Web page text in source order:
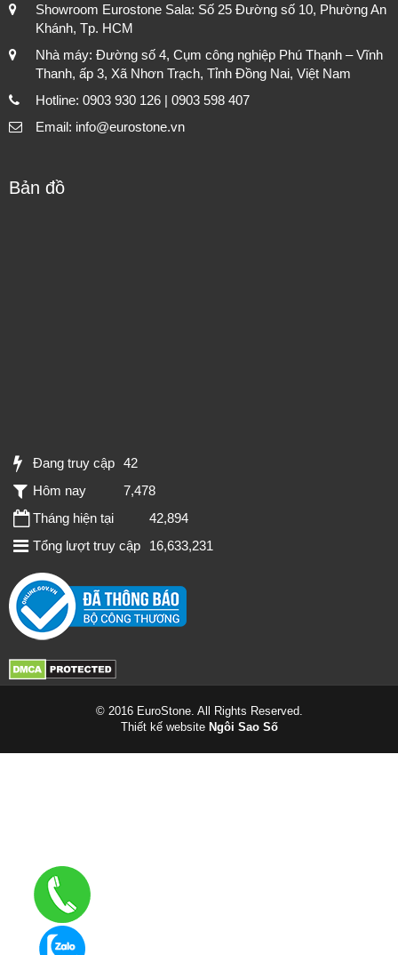
Showroom Eurostone Sala: Số 25 Đường số 10, Phường An
Khánh, Tp. HCM
Nhà máy: Đường số 4, Cụm công nghiệp Phú Thạnh – Vĩnh
Thanh, ấp 3, Xã Nhơn Trạch, Tỉnh Đồng Nai, Việt Nam
Hotline: 0903 930 126 | 0903 598 407
Email: info@eurostone.vn
Bản đồ
Đang truy cập 42
Hôm nay
7,478
Tháng hiện tại
42,894
Tổng lượt truy cập
16,633,231
© 2016 EuroStone. All Rights Reserved.
Thiết kế website Ngôi Sao Số